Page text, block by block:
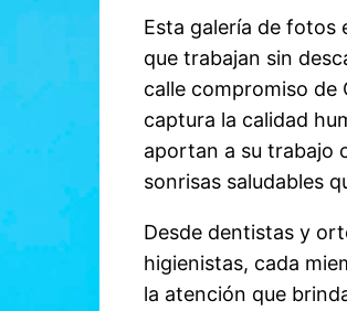
Esta galería de fotos
que trabajan sin
calle compromiso de
captura la calidad
aportan a su trabajo
sonrisas saludables
Desde dentistas y
higienistas, cada
la atención que